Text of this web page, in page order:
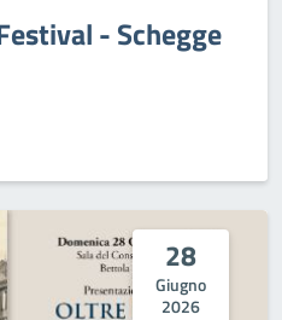
- Schegge
- SCHEGGE DI STORIA}
28
Giugno
2026